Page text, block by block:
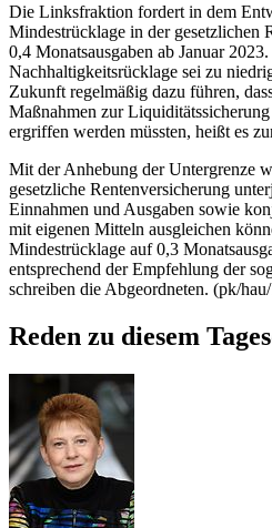
Die Linksfraktion fordert in dem
Mindestrücklage in der gesetzlichen
0,4 Monatsausgaben ab Januar
Nachhaltigkeitsrücklage sei zu
Zukunft regelmäßig dazu führen,
Maßnahmen zur
ergriffen werden müssten, heißt es
Mit der Anhebung der Untergrenze
gesetzliche Rentenversicherung
Einnahmen und Ausgaben sowie
mit eigenen Mitteln ausgleichen
Mindestrücklage auf 0,3
entsprechend der Empfehlung der
schreiben die Abgeordneten. (pk/
Reden zu diesem